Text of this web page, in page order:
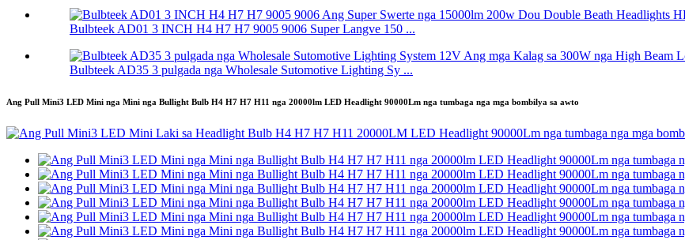
Bulbteek AD01 3 INCH H4 H7 H7 9005 9006 Super Langve 150 ...
Bulbteek AD35 3 pulgada nga Wholesale Sutomotive Lighting Sy ...
Ang Pull Mini3 LED Mini nga Mini nga Bullight Bulb H4 H7 H7 H11 nga 20000lm LED Headlight 90000Lm nga tumbaga nga mga bombilya sa awto